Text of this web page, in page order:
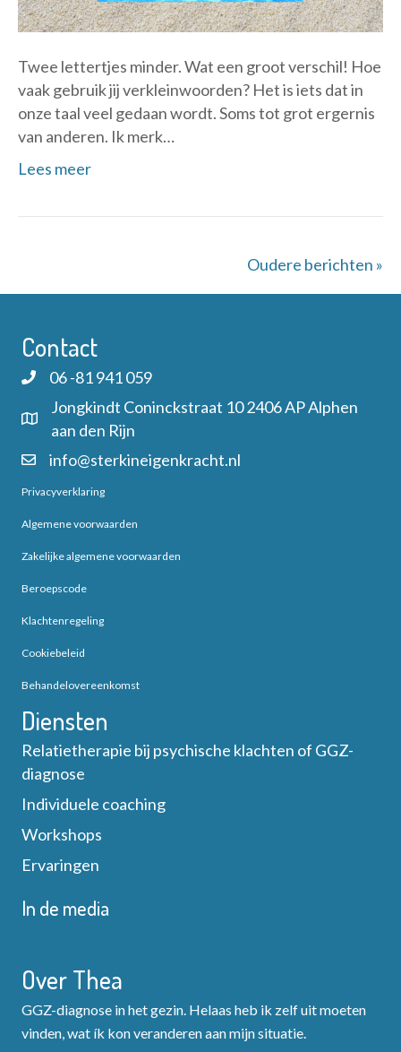
Twee lettertjes minder. Wat een groot verschil! Hoe
vaak gebruik jij verkleinwoorden? Het is iets dat in
onze taal veel gedaan wordt. Soms tot grot ergernis
van anderen. Ik merk…
Lees meer
Oudere berichten »
Contact
06 -81 941 059
Jongkindt Coninckstraat 10 2406 AP Alphen
aan den Rijn
info@sterkineigenkracht.nl
Privacyverklaring
Algemene voorwaarden
Zakelijke algemene voorwaarden
Beroepscode
Klachtenregeling
Cookiebeleid
Behandelovereenkomst
Diensten
Relatietherapie bij psychische klachten of GGZ-
diagnose
Individuele coaching
Workshops
Ervaringen
In de media
Over Thea
GGZ-diagnose in het gezin. Helaas heb ik zelf uit moeten
vinden, wat ík kon veranderen aan mijn situatie.